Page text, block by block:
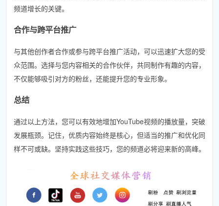
频道增长的关键。
合作与跨平台推广
与其他创作者合作或参与跨平台推广活动，可以迅速扩大您的受
众范围。选择与您内容相关的合作伙伴，共同制作有趣的内容，
不仅能够吸引对方的粉丝，还能提升您的专业形象。
总结
通过以上方法，您可以有效地增加YouTube视频的播放量，突破
发展瓶颈。记住，优质内容始终是核心，但适当的推广和优化同
样不可或缺。坚持实践这些技巧，您的频道必将迎来新的高峰。